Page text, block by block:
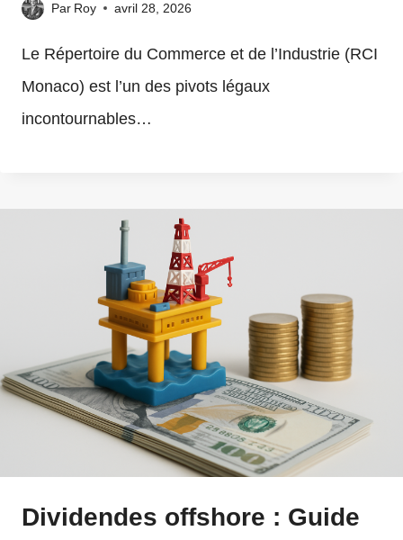
Par Roy avril 28, 2026
Le Répertoire du Commerce et de l’Industrie (RCI
Monaco) est l’un des pivots légaux
incontournables…
Dividendes offshore : Guide